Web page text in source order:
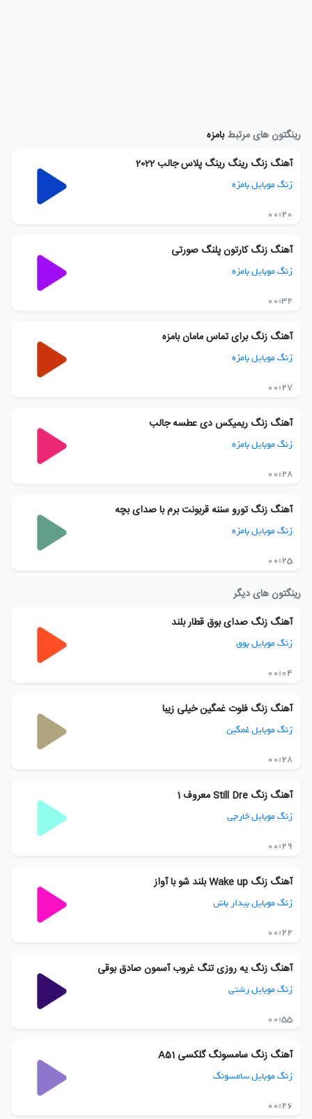
رینگتون های مرتبطبامزه
آهنگ زنگ رینگ رینگ پلاس جالب 2022
زنگ موبایل بامزه
00:20
آهنگ زنگ کارتون پلنگ صورتی
زنگ موبایل بامزه
00:32
آهنگ زنگ برای تماس مامان بامزه
زنگ موبایل بامزه
00:27
آهنگ زنگ ریمیکس دی عطسه جالب
زنگ موبایل بامزه
00:28
آهنگ زنگ تورو سننه قربونت برم با صدای بچه
زنگ موبایل بامزه
00:25
رینگتون های دیگر
آهنگ زنگ صدای بوق قطار بلند
زنگ موبایل بوق
00:04
آهنگ زنگ فلوت غمگین خیلی زیبا
زنگ موبایل غمگین
00:28
آهنگ زنگ Still Dre معروف 1
زنگ موبایل خارجی
00:29
آهنگ زنگ Wake up بلند شو با آواز
زنگ موبایل بیدار باش
00:22
آهنگ زنگ یه روزی تنگ غروب آسمون صادق بوقی
زنگ موبایل رشتی
00:55
آهنگ زنگ سامسونگ گلکسی A51
زنگ موبایل سامسونگ
00:26